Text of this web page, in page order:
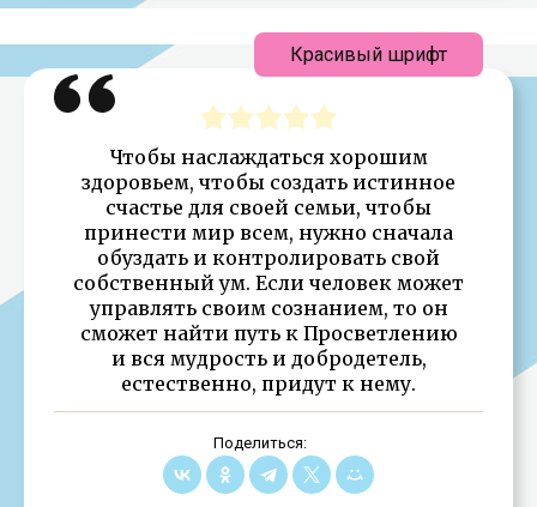
Чтобы наслаждаться хорошим
здоровьем, чтобы создать истинное
счастье для своей семьи, чтобы
принести мир всем, нужно сначала
обуздать и контролировать свой
собственный ум. Если человек может
управлять своим сознанием, то он
сможет найти путь к Просветлению
и вся мудрость и добродетель,
естественно, придут к нему.
Поделиться:
Красивый шрифт